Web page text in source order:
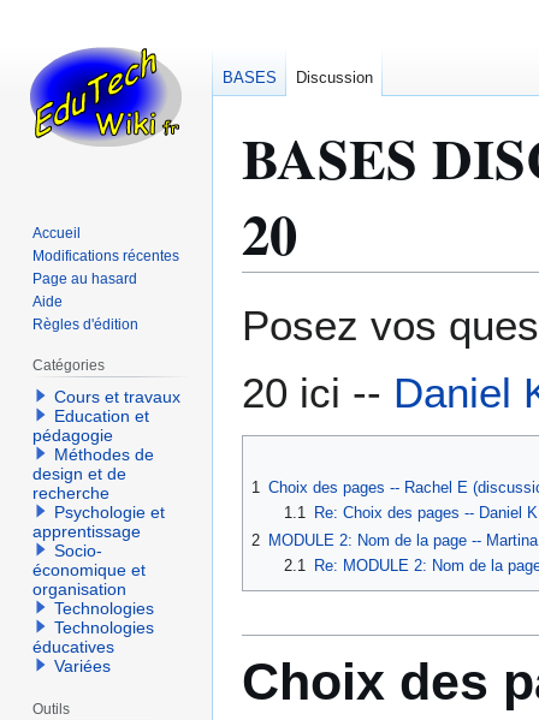
BASES
20
à
navigation
à
recherche
Posez vos
20 ici -- Daniel
1 Choix des pages -- Rachel E
1.1
Re: Choix des pages -- Daniel
2 MODULE 2: Nom de la page --
2.1
Re: MODULE 2: Nom de la
Choix des
BASES Discussion
Accueil
Modifications récentes
Page au hasard
Aide
Règles d'édition
Catégories
Cours et travaux
Education et
pédagogie
Méthodes de
design et de
recherche
Psychologie et
apprentissage
Socio-
économique et
organisation
Technologies
Technologies
éducatives
Variées
Outils